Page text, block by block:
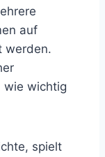
auf
werden.
wie wichtig
spielt